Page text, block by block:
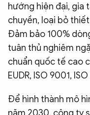
hướng hiện đại, gia
chuyền, loại bỏ
Đảm bảo 100%
tuân thủ nghiêm
chuẩn quốc tế cao
EUDR, ISO 9001,
Để hình thành mô